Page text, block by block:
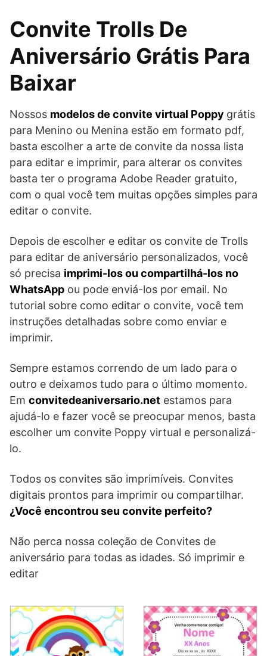
Convite Trolls De
Aniversário Grátis Para
Baixar
Nossos modelos de convite virtual Poppy grátis
para Menino ou Menina estão em formato pdf,
basta escolher a arte de convite da nossa lista
para editar e imprimir, para alterar os convites
basta ter o programa Adobe Reader gratuito,
com o qual você tem muitas opções simples para
editar o convite.
Depois de escolher e editar os convite de Trolls
para editar de aniversário personalizados, você
só precisa imprimi-los ou compartilhá-los no
WhatsApp ou pode enviá-los por email. No
tutorial sobre como editar o convite, você tem
instruções detalhadas sobre como enviar e
imprimir.
Sempre estamos correndo de um lado para o
outro e deixamos tudo para o último momento.
Em convitedeaniversario.net estamos para
ajudá-lo e fazer você se preocupar menos, basta
escolher um convite Poppy virtual e personalizá-
lo.
Todos os convites são imprimíveis. Convites
digitais prontos para imprimir ou compartilhar.
¿Você encontrou seu convite perfeito?
Não perca nossa coleção de Convites de
aniversário para todas as idades. Só imprimir e
editar